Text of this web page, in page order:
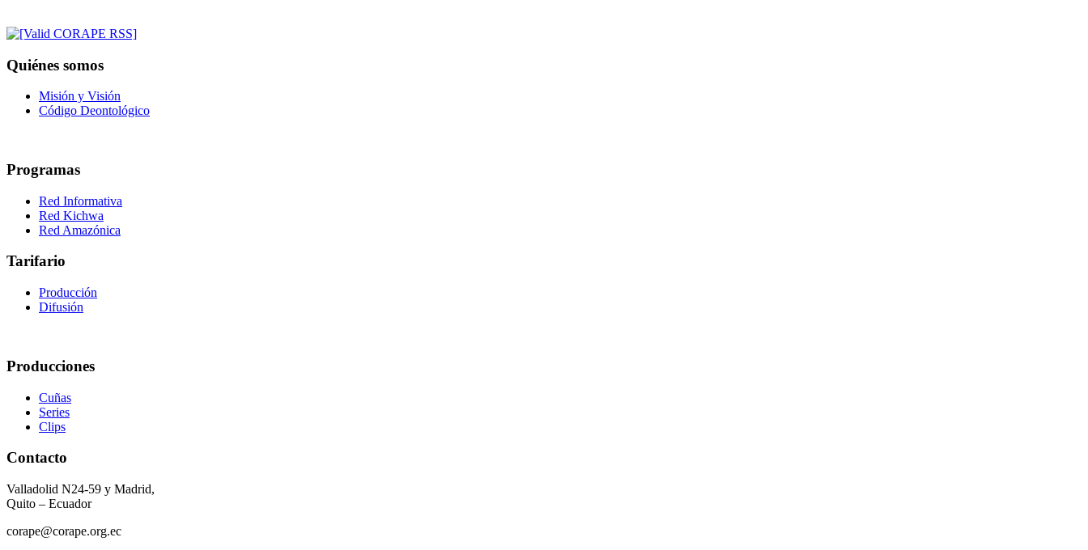
Quiénes somos
Misión y Visión
Código Deontológico
Programas
Red Informativa
Red Kichwa
Red Amazónica
Tarifario
Producción
Difusión
Producciones
Cuñas
Series
Clips
Contacto
Valladolid N24-59 y Madrid,
Quito – Ecuador
corape@corape.org.ec